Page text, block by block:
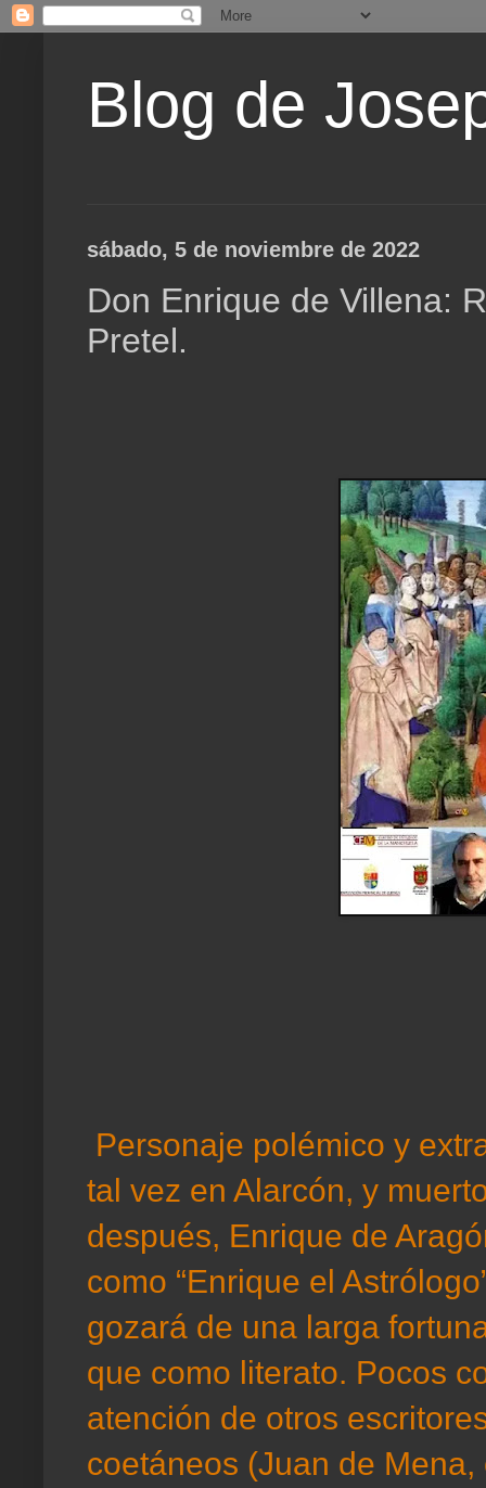
Blog de
sábado, 5 de noviembre de 2022
Don Enrique de Villena:
Pretel.
Personaje polémico y
tal vez en Alarcón, y
después, Enrique de
como “Enrique el
gozará de una larga
que como literato. Pocos
atención de otros
coetáneos (Juan de